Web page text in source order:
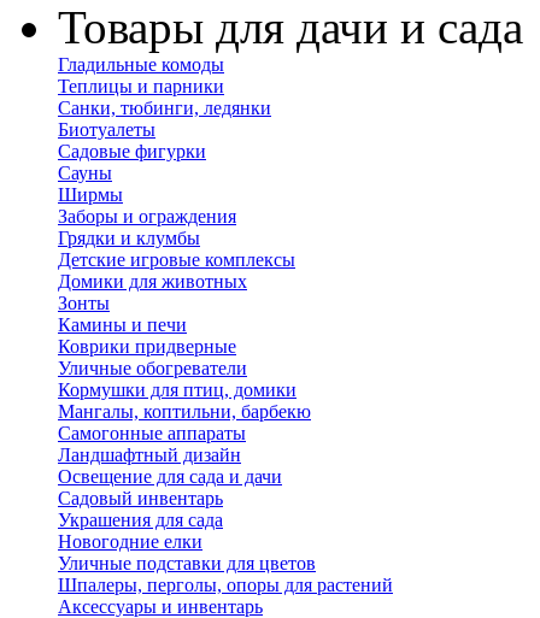
Товары для дачи и сада
Гладильные комоды
Теплицы и парники
Санки, тюбинги, ледянки
Биотуалеты
Садовые фигурки
Сауны
Ширмы
Заборы и ограждения
Грядки и клумбы
Детские игровые комплексы
Домики для животных
Зонты
Камины и печи
Коврики придверные
Уличные обогреватели
Кормушки для птиц, домики
Мангалы, коптильни, барбекю
Самогонные аппараты
Ландшафтный дизайн
Освещение для сада и дачи
Садовый инвентарь
Украшения для сада
Новогодние елки
Уличные подставки для цветов
Шпалеры, перголы, опоры для растений
Аксессуары и инвентарь